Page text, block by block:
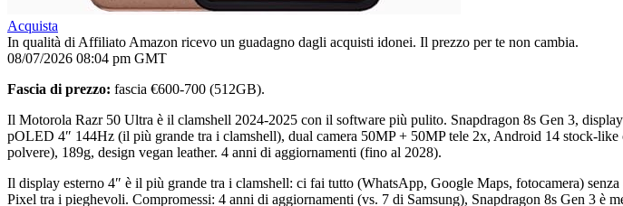
Acquista
In qualità di Affiliato Amazon ricevo un guadagno dagli acquisti idonei. Il prezzo per te non cambia.
08/07/2026 08:04 pm GMT
Fascia di prezzo: fascia €600-700 (512GB).
Il Motorola Razr 50 Ultra è il clamshell 2024-2025 con il software più pulito. Snapdragon 8s Gen 3,
pOLED 4″ 144Hz (il più grande tra i clamshell), dual camera 50MP + 50MP tele 2x, Android 14 stock-
polvere), 189g, design vegan leather. 4 anni di aggiornamenti (fino al 2028).
Il display esterno 4″ è il più grande tra i clamshell: ci fai tutto (WhatsApp, Google Maps, fotocamera)
Pixel tra i pieghevoli. Compromessi: 4 anni di aggiornamenti (vs. 7 di Samsung), Snapdragon 8s Gen 3 è